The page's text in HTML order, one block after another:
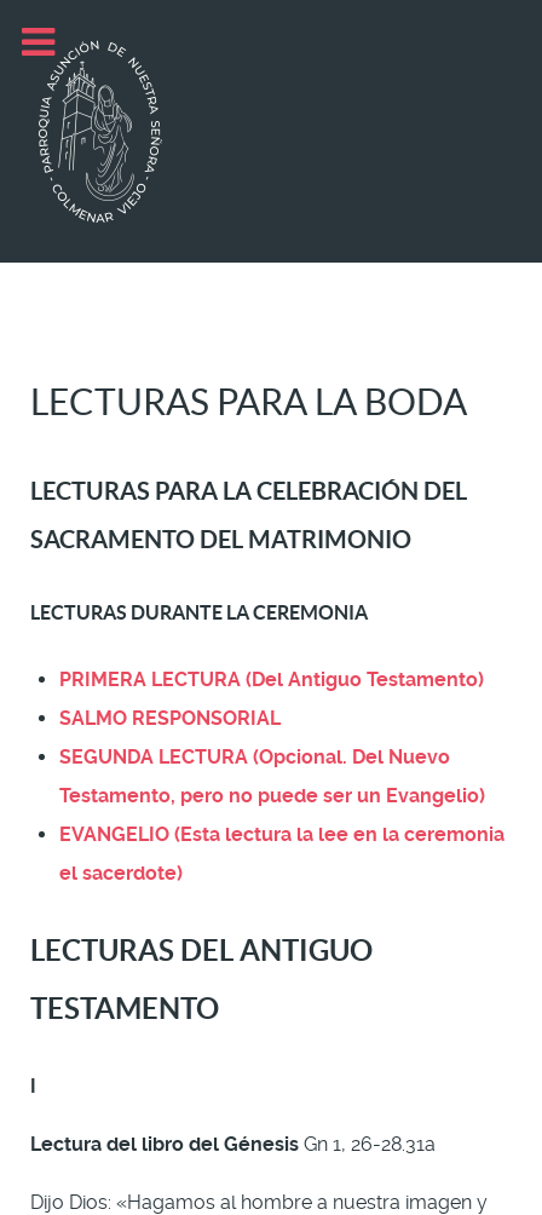
LECTURAS PARA LA BODA
LECTURAS PARA LA CELEBRACIÓN DEL
SACRAMENTO DEL MATRIMONIO
LECTURAS DURANTE LA CEREMONIA
PRIMERA LECTURA (Del Antiguo Testamento)
SALMO RESPONSORIAL
SEGUNDA LECTURA (Opcional. Del Nuevo
Testamento, pero no puede ser un Evangelio)
EVANGELIO (Esta lectura la lee en la ceremonia
el sacerdote)
LECTURAS DEL ANTIGUO
TESTAMENTO
I
Lectura del libro del Génesis Gn 1, 26-28.31a
Dijo Dios: «Hagamos al hombre a nuestra imagen y